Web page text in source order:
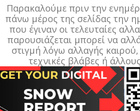
Παρακαλούμε πριν την
πάνω μέρος της σελίδας την
που έγιναν οι τελευταίες
παρουσιάζεται μπορεί να
στιγμή λόγω αλλαγής
τεχνικές βλάβες ή